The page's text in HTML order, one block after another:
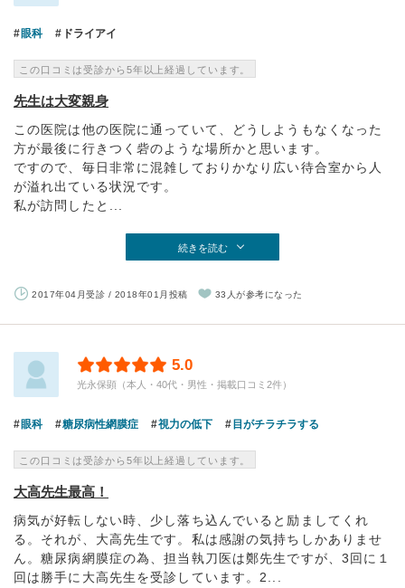
眼科 ドライアイ
この口コミは受診から5年以上経過しています。
先生は大変親身
この医院は他の医院に通っていて、どうしようもなくなった
方が最後に行きつく砦のような場所かと思います。
ですので、毎日非常に混雑しておりかなり広い待合室から人
が溢れ出ている状況です。
私が訪問したと...
続きを読む
2017年04月受診 / 2018年01月投稿 33人が参考になった
5.0
光永保顕（本人・40代・男性・掲載口コミ2件）
眼科 糖尿病性網膜症 視力の低下 目がチラチラする
この口コミは受診から5年以上経過しています。
大高先生最高！
病気が好転しない時、少し落ち込んでいると励ましてくれ
る。それが、大高先生です。私は感謝の気持ちしかありませ
ん。糖尿病網膜症の為、担当執刀医は鄭先生ですが、3回に１
回は勝手に大高先生を受診しています。2...